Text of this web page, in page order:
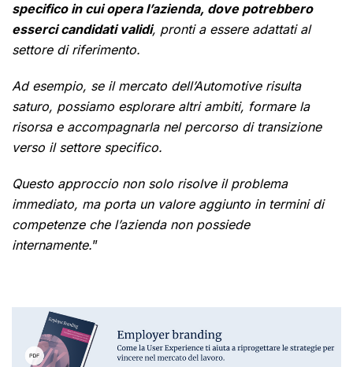
specifico in cui opera l’azienda, dove potrebbero
esserci candidati validi, pronti a essere adattati al
settore di riferimento.
Ad esempio, se il mercato dell’Automotive risulta
saturo, possiamo esplorare altri ambiti, formare la
risorsa e accompagnarla nel percorso di transizione
verso il settore specifico.
Questo approccio non solo risolve il problema
immediato, ma porta un valore aggiunto in termini di
competenze che l’azienda non possiede
internamente.”